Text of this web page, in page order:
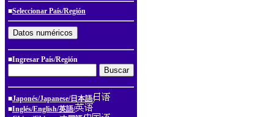
■Seleccionar País/Región
■Ingresar País/Región
■Japonés/Japanese/日本語/
■Inglés/English/英語/